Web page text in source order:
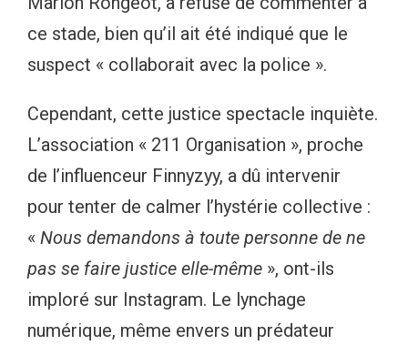
ce stade, bien qu’il ait été indiqué que le
suspect « collaborait avec la police ».
Cependant, cette justice spectacle inquiète.
L’association « 211 Organisation », proche
de l’influenceur Finnyzyy, a dû intervenir
pour tenter de calmer l’hystérie collective :
« Nous demandons à toute personne de ne
pas se faire justice elle-même », ont-ils
imploré sur Instagram. Le lynchage
numérique, même envers un prédateur